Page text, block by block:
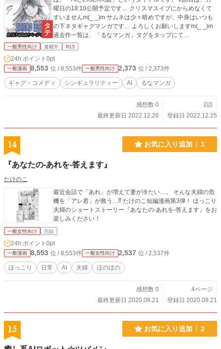
曜日の18:10公開予定です… クリスマスイブにからめなくて
すいませんm(_ _)m サムネは少々暗めですが、中身はいつも
の下ネタギャグマンガです… よろしくお願いしますm(_ _)m
過去作一覧は、「るなマンガ」タグをタップにて…
一般男性向け 連載中 R15
24h.ポイント 0pt
一般漫画 8,553 位 / 8,553件 一般男性向け 2,373 位 / 2,373件
ギャグ・コメディ シンギュラリティー AI るなマンガ
感想数 0
2話
最終更新日 2022.12.26
登録日 2022.12.25
14 お気に入り追加 1
『あなたの-あれを-答えます』
たけのこ
最近会話で「あれ」が増えて妻が冷たい…。 そんな夫婦の危
機を「アレ君」が救う…⁉ たけのこ短編漫画第3弾！ ほっこり
夫婦のショートストーリー『あなたの-あれを-答えます』をお
楽しみください！
一般女性向け 完結
24h.ポイント 0pt
一般漫画 8,553 位 / 8,553件 一般女性向け 2,537 位 / 2,537件
ほっこり 日常 AI 夫婦 ほのぼの
感想数 0
4ページ
最終更新日 2020.08.21
登録日 2020.08.21
15 お気に入り追加 2